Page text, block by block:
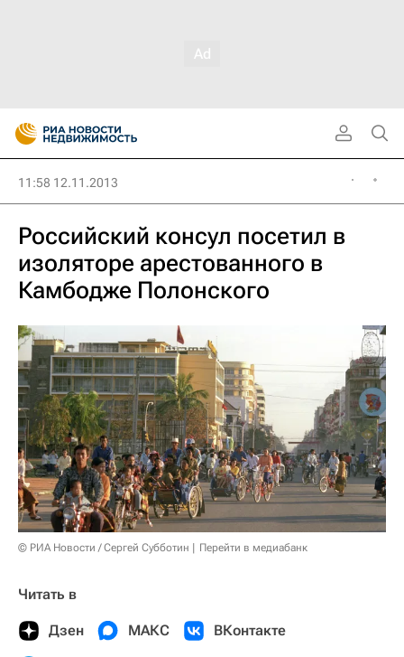
11:58 12.11.2013
Российский консул посетил в
изоляторе арестованного в
Камбодже Полонского
© РИА Новости / Сергей Субботин Перейти в медиабанк
Читать в
Дзен МАКС ВКонтакте